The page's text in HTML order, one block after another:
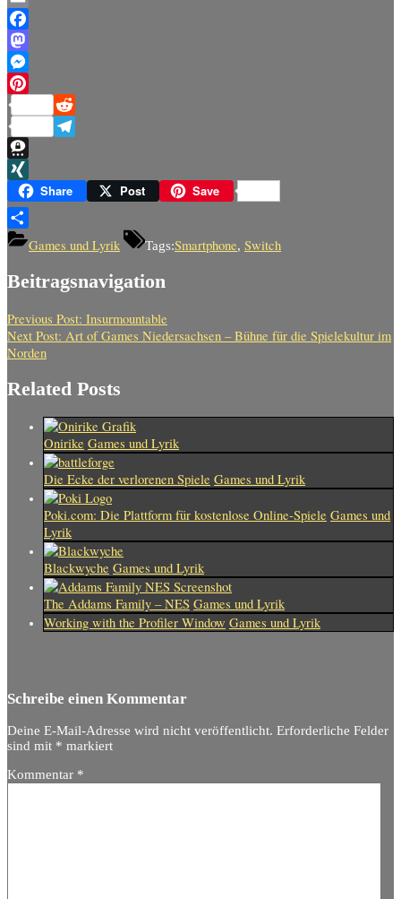
Link
Email
Facebook
Mastodon
Messenger
Pinterest
Reddit
Telegram
Threema
XINGShare Post Save
TeilenGames und Lyrik Tags:Smartphone, Switch
Beitragsnavigation
Previous Post: Insurmountable
Next Post: Art of Games Niedersachsen – Bühne für die Spielekultur im
Norden
Related Posts
Onirike Games und Lyrik
Die Ecke der verlorenen Spiele Games und Lyrik
Poki.com: Die Plattform für kostenlose Online-Spiele Games und
Lyrik
Blackwyche Games und Lyrik
The Addams Family – NES Games und Lyrik
Working with the Profiler Window Games und Lyrik
Schreibe einen Kommentar
Deine E-Mail-Adresse wird nicht veröffentlicht. Erforderliche Felder
sind mit * markiert
Kommentar *